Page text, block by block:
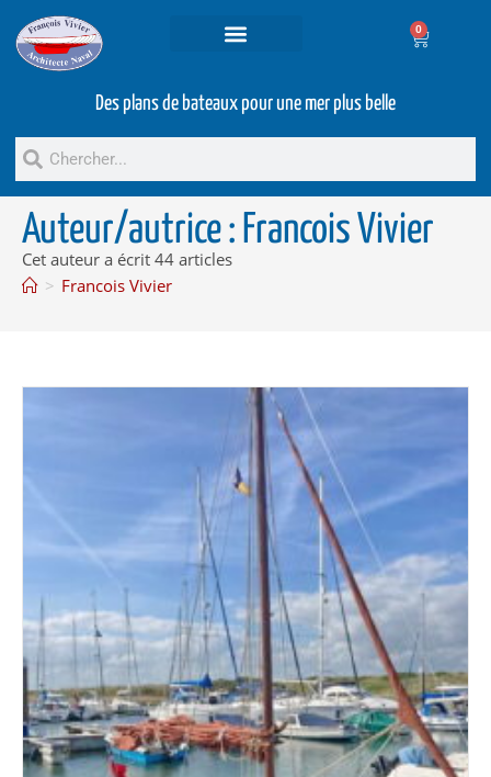
0
Des plans de bateaux pour une mer plus belle
Auteur/autrice : Francois Vivier
Cet auteur a écrit 44 articles
> Francois Vivier